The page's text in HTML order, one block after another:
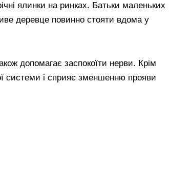
ялинки на ринках. Батьки маленьких
деревце повинно стояти вдома у
допомагає заспокоїти нерви. Крім
системи і сприяє зменшенню прояви